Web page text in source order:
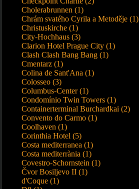
Cholerabrunnen (1)
Chrám svatého Cyrila a Metoděje (1)
Christuskirche (1)
City-Hochhaus (3)
Clarion Hotel Prague City (1)
Clash Clash Bang Bang (1)
Cmentarz (1)
Colina de Sant'Ana (1)
Colosseo (3)
Columbus-Center (1)
Condomínio Twin Towers (1)
Containerterminal Burchardkai (2)
Convento do Carmo (1)
Coolhaven (1)
Corinthia Hotel (5)
Costa mediterranea (1)
Costa mediterrània (1)
Covestro-Schornstein (1)
Čvor Bosiljevo II (1)
d'Coque (1)